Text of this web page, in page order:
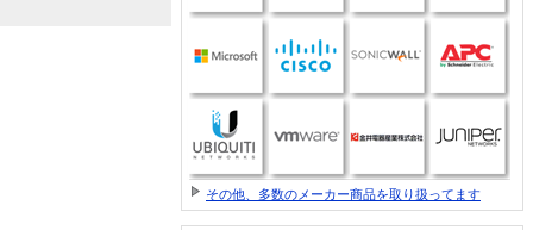
その他、多数のメーカー商品を取り扱ってます